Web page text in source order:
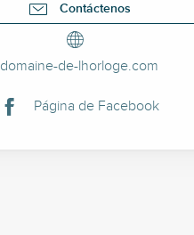
Contáctenos
domaine-de-lhorloge.com
Página de Facebook